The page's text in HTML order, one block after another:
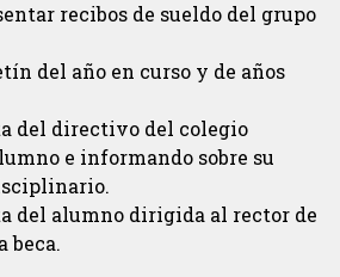
de sueldo del grupo
en curso y de años
del colegio
e informando sobre su
dirigida al rector de
beca.